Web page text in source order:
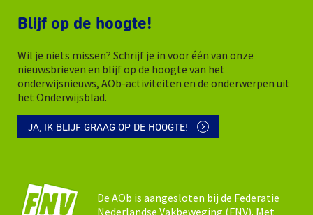
Blijf op de hoogte!
Wil je niets missen? Schrijf je in voor één van onze
nieuwsbrieven en blijf op de hoogte van het
onderwijsnieuws, AOb-activiteiten en de onderwerpen uit
het Onderwijsblad.
JA, IK BLIJF GRAAG OP DE HOOGTE!
De AOb is aangesloten bij de Federatie
Nederlandse Vakbeweging (FNV). Met